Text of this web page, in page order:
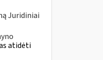
Juridiniai
atidėti